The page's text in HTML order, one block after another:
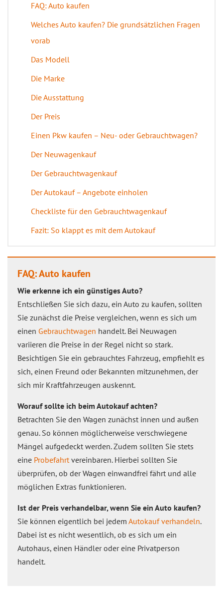
FAQ: Auto kaufen
Welches Auto kaufen? Die grundsätzlichen Fragen
vorab
Das Modell
Die Marke
Die Ausstattung
Der Preis
Einen Pkw kaufen – Neu- oder Gebrauchtwagen?
Der Neuwagenkauf
Der Gebrauchtwagenkauf
Der Autokauf – Angebote einholen
Checkliste für den Gebrauchtwagenkauf
Fazit: So klappt es mit dem Autokauf
FAQ: Auto kaufen
Wie erkenne ich ein günstiges Auto?
Entschließen Sie sich dazu, ein Auto zu kaufen, sollten
Sie zunächst die Preise vergleichen, wenn es sich um
einen Gebrauchtwagen handelt. Bei Neuwagen
variieren die Preise in der Regel nicht so stark.
Besichtigen Sie ein gebrauchtes Fahrzeug, empfiehlt es
sich, einen Freund oder Bekannten mitzunehmen, der
sich mir Kraftfahrzeugen auskennt.
Worauf sollte ich beim Autokauf achten?
Betrachten Sie den Wagen zunächst innen und außen
genau. So können möglicherweise verschwiegene
Mängel aufgedeckt werden. Zudem sollten Sie stets
eine Probefahrtvereinbaren. Hierbei sollten Sie
überprüfen, ob der Wagen einwandfrei fährt und alle
möglichen Extras funktionieren.
Ist der Preis verhandelbar, wenn Sie ein Auto kaufen?
Sie können eigentlich bei jedem Autokauf verhandeln.
Dabei ist es nicht wesentlich, ob es sich um ein
Autohaus, einen Händler oder eine Privatperson
handelt.